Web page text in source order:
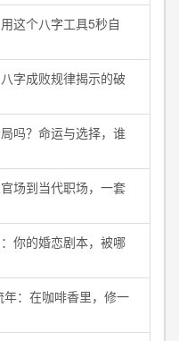
这个八字工具5秒自
字成败规律揭示的破
吗？命运与选择，谁
场到当代职场，一套
你的婚恋剧本，被哪
年：在咖啡香里，修一